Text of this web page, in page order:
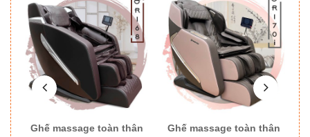
Ghế massage toàn thân
Ghế massage toàn thân